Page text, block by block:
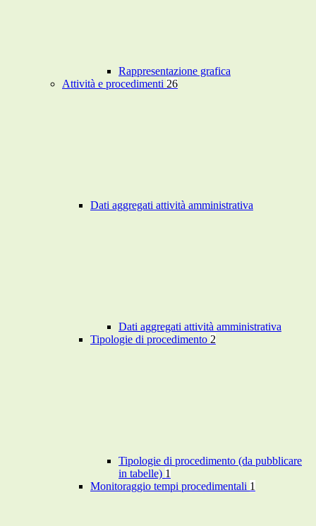
Rappresentazione grafica
Attività e procedimenti 26
Dati aggregati attività amministrativa
Dati aggregati attività amministrativa
Tipologie di procedimento 2
Tipologie di procedimento (da pubblicare
in tabelle) 1
Monitoraggio tempi procedimentali 1